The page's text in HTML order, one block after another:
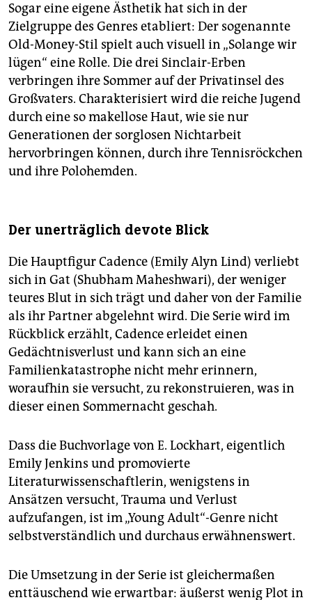
Sogar eine eigene Ästhetik hat sich in der
Zielgruppe des Genres etabliert: Der sogenannte
Old-Money-Stil spielt auch visuell in „Solange wir
lügen“ eine Rolle. Die drei Sinclair-Erben
verbringen ihre Sommer auf der Privatinsel des
Großvaters. Charakterisiert wird die reiche Jugend
durch eine so makellose Haut, wie sie nur
Generationen der sorglosen Nichtarbeit
hervorbringen können, durch ihre Tennisröckchen
und ihre Polohemden.
Der unerträglich devote Blick
Die Hauptfigur Cadence (Emily Alyn Lind) verliebt
sich in Gat (Shubham Maheshwari), der weniger
teures Blut in sich trägt und daher von der Familie
als ihr Partner abgelehnt wird. Die Serie wird im
Rückblick erzählt, Cadence erleidet einen
Gedächtnisverlust und kann sich an eine
Familienkatastrophe nicht mehr erinnern,
woraufhin sie versucht, zu rekonstruieren, was in
dieser einen Sommernacht geschah.
Dass die Buchvorlage von E. Lockhart, eigentlich
Emily Jenkins und promovierte
Literaturwissenschaftlerin, wenigstens in
Ansätzen versucht, Trauma und Verlust
aufzufangen, ist im „Young Adult“-Genre nicht
selbstverständlich und durchaus erwähnenswert.
Die Umsetzung in der Serie ist gleichermaßen
enttäuschend wie erwartbar: äußerst wenig Plot in